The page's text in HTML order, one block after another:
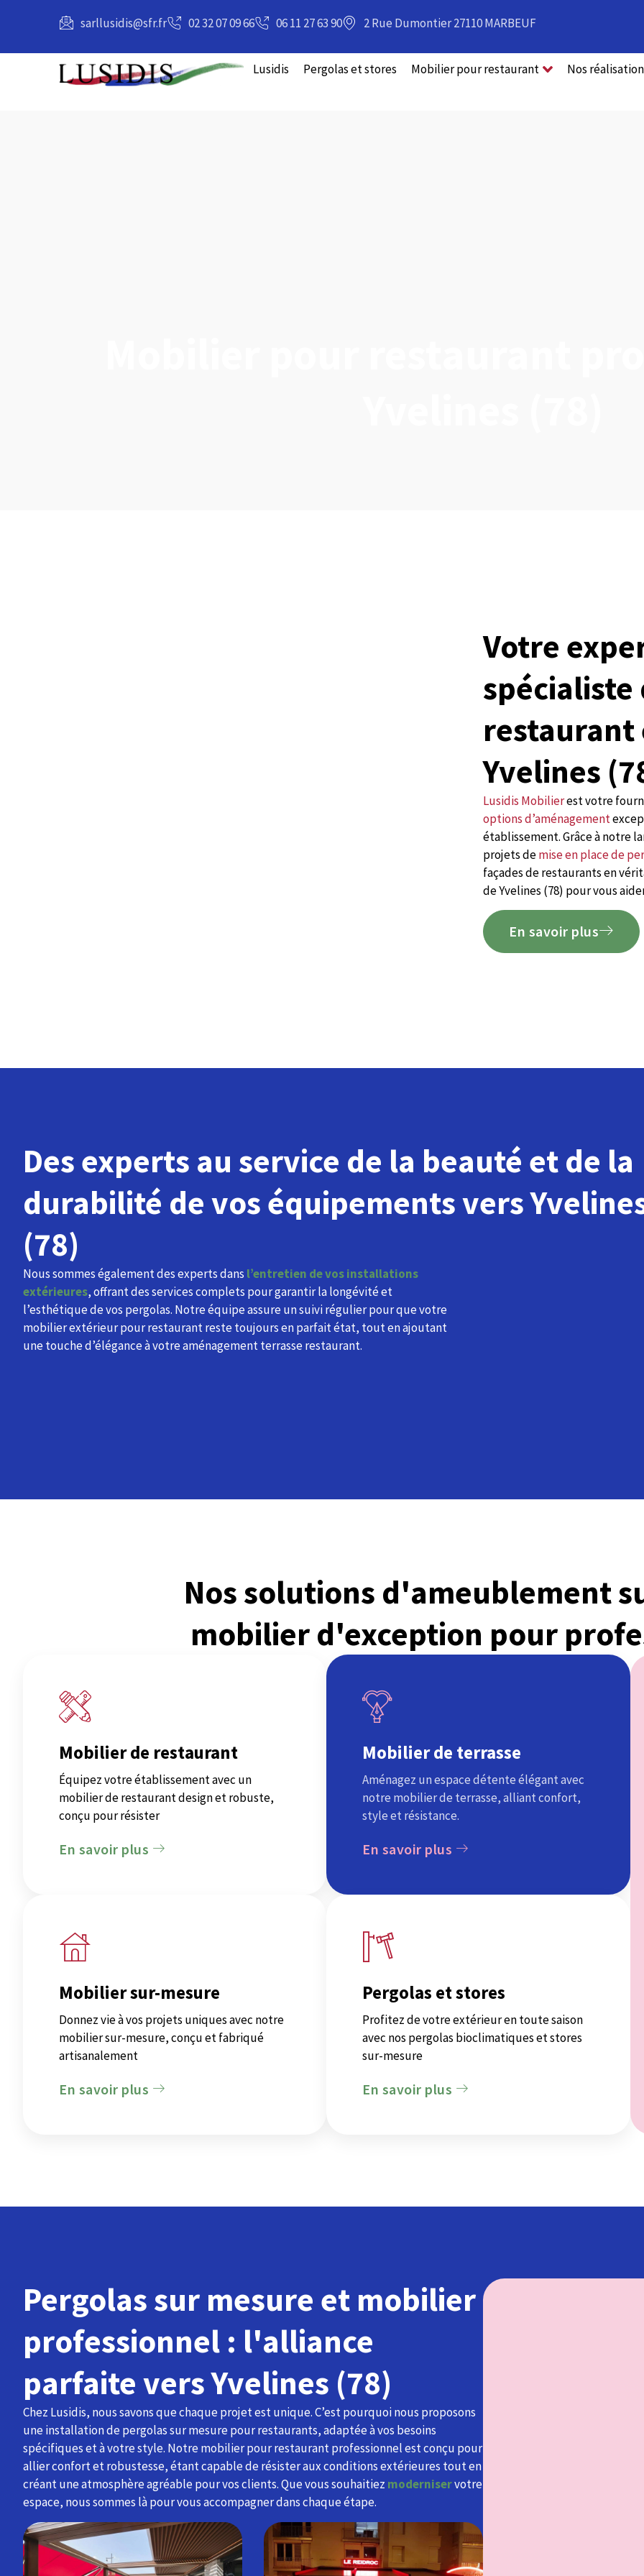
sarllusidis@sfr.fr 02 32 07 09 66 06 11 27 63 90 2 Rue Dumontier 27110 MARBEUF
Lusidis Pergolas et stores Mobilier pour restaurant Nos
Votre
Yvelines
Lusidis Mobilierest votre
options d’aménagement
établissement. Grâce à notre
projets demise en place de
façades de restaurants en
de Yvelines (78) pour vous
En savoir plus
Des experts au service de la beauté et de la
durabilité de vos équipements vers
(78)
Nous sommes également des experts dans l’entretien de vos installations
extérieures, offrant des services complets pour garantir la longévité et
l’esthétique de vos pergolas. Notre équipe assure un suivi régulier pour que votre
mobilier extérieur pour restaurant reste toujours en parfait état, tout en ajoutant
une touche d’élégance à votre aménagement terrasse restaurant.
Nos solutions d'ameublement
mobilier d'exception pour
Mobilier de restaurant
Équipez votre établissement avec un
mobilier de restaurant design et robuste,
conçu pour résister
En savoir plus
Mobilier de terrasse
Aménagez un espace détente élégant avec
notre mobilier de terrasse, alliant confort,
style et résistance.
En savoir plus
Mobilier sur-mesure
Donnez vie à vos projets uniques avec notre
mobilier sur-mesure, conçu et fabriqué
artisanalement
En savoir plus
Pergolas et stores
Profitez de votre extérieur en toute saison
avec nos pergolas bioclimatiques et stores
sur-mesure
En savoir plus
Pergolas sur mesure et mobilier
professionnel : l'alliance
parfaite vers Yvelines (78)
Chez Lusidis, nous savons que chaque projet est unique. C’est pourquoi nous proposons
une installation de pergolas sur mesure pour restaurants, adaptée à vos besoins
spécifiques et à votre style. Notre mobilier pour restaurant professionnel est conçu pour
allier confort et robustesse, étant capable de résister aux conditions extérieures tout en
créant une atmosphère agréable pour vos clients. Que vous souhaitiez moderniservotre
espace, nous sommes là pour vous accompagner dans chaque étape.